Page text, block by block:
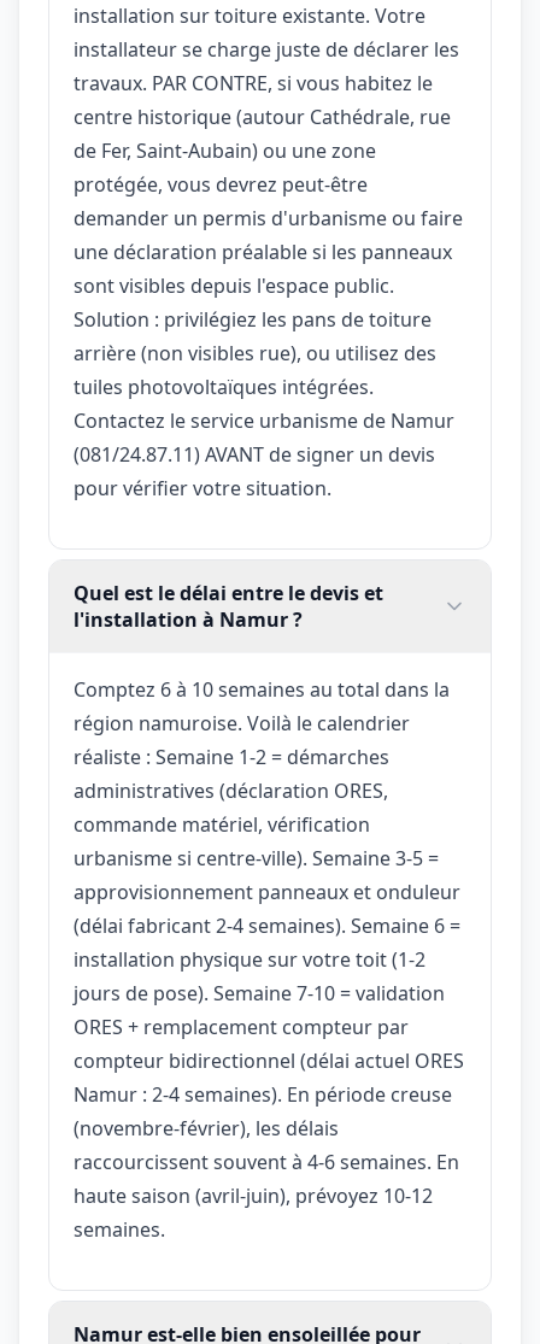
installation sur toiture existante. Votre
installateur se charge juste de déclarer les
travaux. PAR CONTRE, si vous habitez le
centre historique (autour Cathédrale, rue
de Fer, Saint-Aubain) ou une zone
protégée, vous devrez peut-être
demander un permis d'urbanisme ou faire
une déclaration préalable si les panneaux
sont visibles depuis l'espace public.
Solution : privilégiez les pans de toiture
arrière (non visibles rue), ou utilisez des
tuiles photovoltaïques intégrées.
Contactez le service urbanisme de Namur
(081/24.87.11) AVANT de signer un devis
pour vérifier votre situation.
Quel est le délai entre le devis et
l'installation à Namur ?
Comptez 6 à 10 semaines au total dans la
région namuroise. Voilà le calendrier
réaliste : Semaine 1-2 = démarches
administratives (déclaration ORES,
commande matériel, vérification
urbanisme si centre-ville). Semaine 3-5 =
approvisionnement panneaux et onduleur
(délai fabricant 2-4 semaines). Semaine 6 =
installation physique sur votre toit (1-2
jours de pose). Semaine 7-10 = validation
ORES + remplacement compteur par
compteur bidirectionnel (délai actuel ORES
Namur : 2-4 semaines). En période creuse
(novembre-février), les délais
raccourcissent souvent à 4-6 semaines. En
haute saison (avril-juin), prévoyez 10-12
semaines.
Namur est-elle bien ensoleillée pour